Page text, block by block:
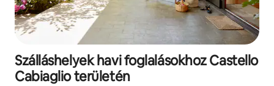
Szálláshelyek havi foglalásokhoz Castello
Cabiaglio területén